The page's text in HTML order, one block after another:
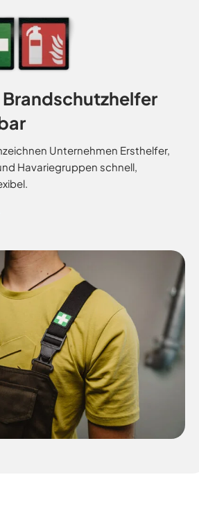
Unternehmen Ersthelfer,
Havariegruppen schnell,